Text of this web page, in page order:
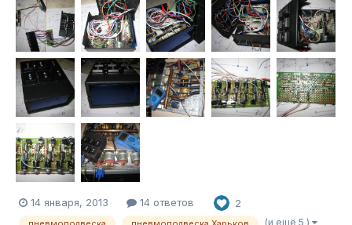
14 января, 2013 14 ответов 2
(и ещё 5 )